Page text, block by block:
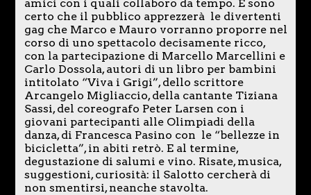
amici con i quali collaboro da tempo. E sono
certo che il pubblico apprezzerà le divertenti
gag che Marco e Mauro vorranno proporre nel
corso di uno spettacolo decisamente ricco,
con la partecipazione di Marcello Marcellini e
Carlo Dossola, autori di un libro per bambini
intitolato “Viva i Grigi”, dello scrittore
Arcangelo Migliaccio, della cantante Tiziana
Sassi, del coreografo Peter Larsen con i
giovani partecipanti alle Olimpiadi della
danza, di Francesca Pasino con le “bellezze in
bicicletta”, in abiti retrò. E al termine,
degustazione di salumi e vino. Risate, musica,
suggestioni, curiosità: il Salotto cercherà di
non smentirsi, neanche stavolta.